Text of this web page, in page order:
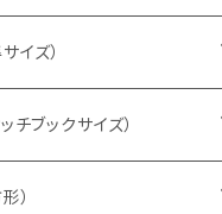
イズ）
ミリ）
ミリ）
チブックサイズ）
ミリ）
）